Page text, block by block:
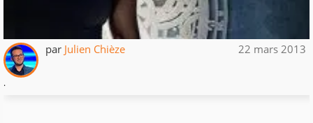
par Julien Chièze 22 mars 2013
.